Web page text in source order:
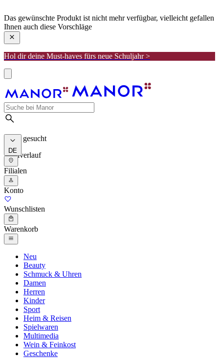
Das gewünschte Produkt ist nicht mehr verfügbar, vielleicht gefallen
Ihnen auch diese Vorschläge
Hol dir deine Must-haves fürs neue Schuljahr >
Meist gesucht
Suchverlauf
DE
Filialen
Konto
Wunschlisten
Warenkorb
Neu
Beauty
Schmuck & Uhren
Damen
Herren
Kinder
Sport
Heim & Reisen
Spielwaren
Multimedia
Wein & Feinkost
Geschenke